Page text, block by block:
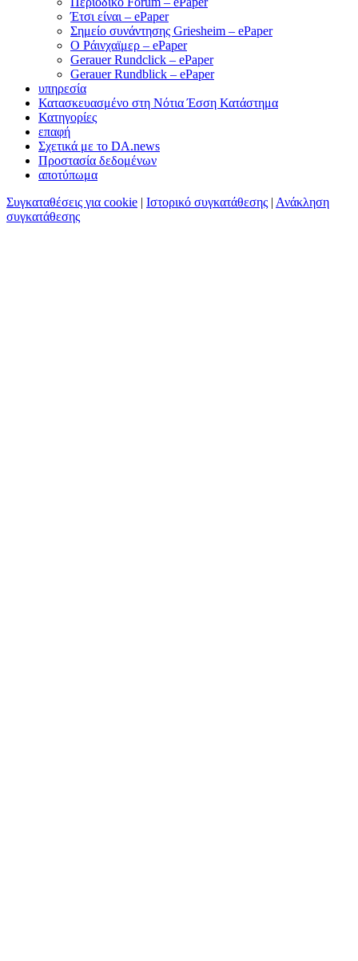
Έτσι είναι – ePaper
Σημείο συνάντησης Griesheim – ePaper
Ο Ράινχαϊμερ – ePaper
Gerauer Rundclick – ePaper
Gerauer Rundblick – ePaper
υπηρεσία
Κατασκευασμένο στη Νότια Έσση Κατάστημα
Κατηγορίες
επαφή
Σχετικά με το DA.news
Προστασία δεδομένων
αποτύπωμα
Συγκαταθέσεις για cookie | Ιστορικό συγκατάθεσης | Ανάκληση
συγκατάθεσης